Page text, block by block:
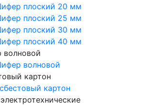
плоский 20 мм
плоский 25 мм
плоский 30 мм
плоский 40 мм
волновой
картон
картон